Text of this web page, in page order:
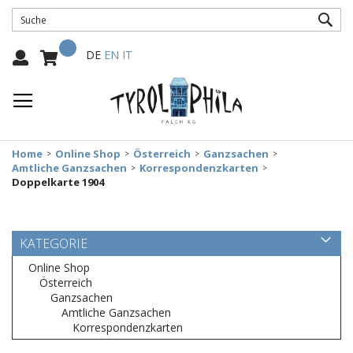
Mein Warenkorb
Select
DE EN IT
Home Online Shop Österreich
Ganzsachen
Amtliche Ganzsachen
Korrespondenzkarten
Doppelkarte 1904
KATEGORIE
Online Shop
Österreich
Ganzsachen
Amtliche Ganzsachen
Korrespondenzkarten